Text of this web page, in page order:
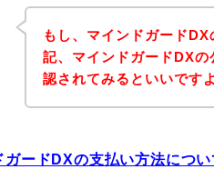
もし、マインドガード
記、マインドガードDX
認されてみるといいです
ガードDXの支払い方法につ